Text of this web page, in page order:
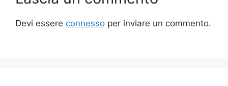
Devi essere connesso per inviare un commento.